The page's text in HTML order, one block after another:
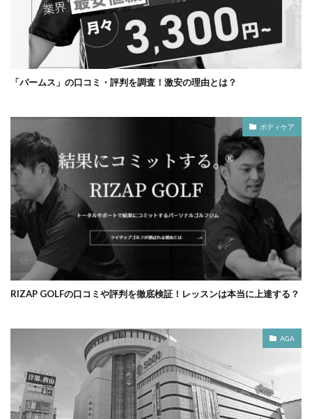
「パームス」の口コミ・評判を調査！激安の理由とは？
ボディケア
RIZAP GOLFの口コミや評判を徹底検証！レッスンは本当に上達する？
AGA